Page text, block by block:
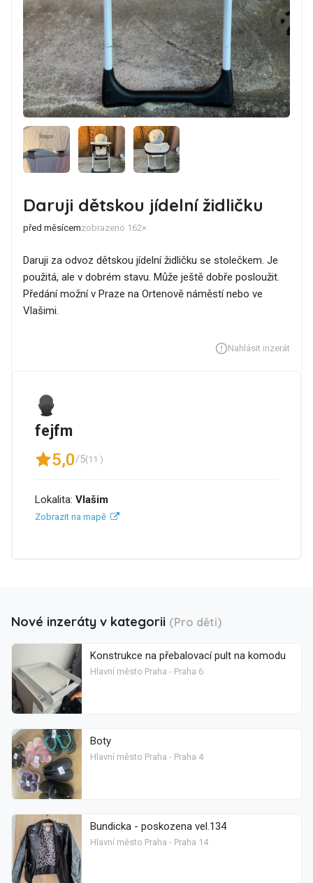
Daruji dětskou jídelní židličku
před měsícemzobrazeno 162×
Daruji za odvoz dětskou jídelní židličku se stolečkem. Je
použitá, ale v dobrém stavu. Může ještě dobře posloužit.
Předání možní v Praze na Ortenově náměstí nebo ve
Vlašimi.
Nahlásit inzerát
fejfm
5,0/5(11 )
Lokalita: Vlašim
Zobrazit na mapě
Nové inzeráty v kategorii (Pro děti)
Konstrukce na přebalovací pult na komodu
Hlavní město Praha - Praha 6
Boty
Hlavní město Praha - Praha 4
Bundicka - poskozena vel.134
Hlavní město Praha - Praha 14